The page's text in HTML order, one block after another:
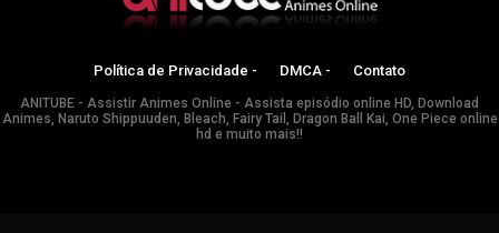
Política de Privacidade - DMCA - Contato
ANITUBE - Assistir Animes Online - Assista episódio online HD, Download
Animes, Naruto Shippuuden, Bleach, Fairy Tail, Dragon Ball Kai, One Piece online
hd e muito mais!!